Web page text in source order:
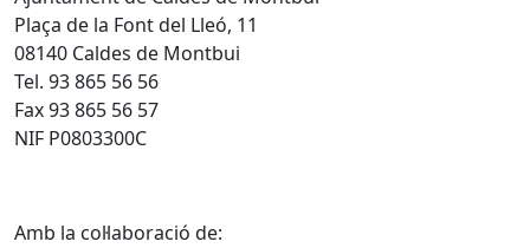
Plaça de la Font del Lleó, 11
08140 Caldes de Montbui
Tel. 93 865 56 56
Fax 93 865 56 57
NIF P0803300C
Amb la col·laboració de: